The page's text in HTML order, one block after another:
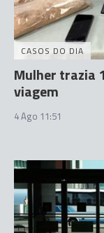
CASOS DO DIA
Mulher trazia
viagem
4 Ago 11:51